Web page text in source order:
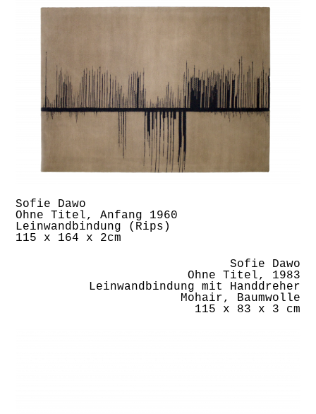
Sofie Dawo
Ohne Titel, Anfang 1960
Leinwandbindung (Rips)
115 x 164 x 2cm
Sofie Dawo
Ohne Titel, 1983
Leinwandbindung mit Handdreher
Mohair, Baumwolle
115 x 83 x 3 cm